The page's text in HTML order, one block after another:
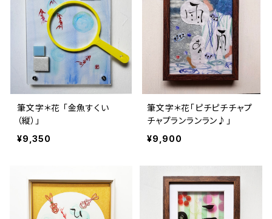
筆文字＊花 「金魚すくい
（縦）」
¥9,350
筆文字＊花「ピチピチチャプ
チャプランランラン♪」
¥9,900